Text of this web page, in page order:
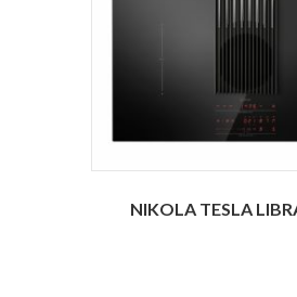
NIKOLA TESLA